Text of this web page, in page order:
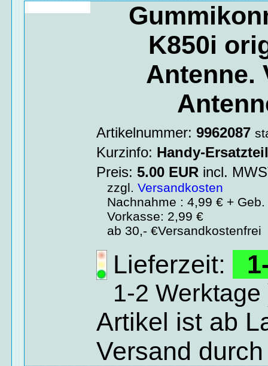
K850i
Antenne.
Artikelnummer:9962087
Kurzinfo: Handy-
Preis:5.00 EUR incl.
zzgl.Versandkosten
Nachnahme : 4,99 € + Geb.
Vorkasse: 2,99 €
ab 30,- €Versandkostenfrei
Lieferzeit:
1-2 Werktage
Artikel ist ab
Versand